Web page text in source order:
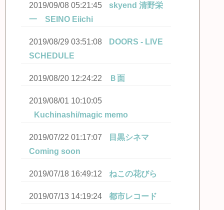
2019/09/08 05:21:45
skyend 清野栄
一 SEINO Eiichi
2019/08/29 03:51:08
DOORS - LIVE
SCHEDULE
2019/08/20 12:24:22 Ｂ面
2019/08/01 10:10:05
Kuchinashi/magic memo
2019/07/22 01:17:07
目黒シネマ
Coming soon
2019/07/18 16:49:12 ねこの花びら
2019/07/13 14:19:24 都市レコード